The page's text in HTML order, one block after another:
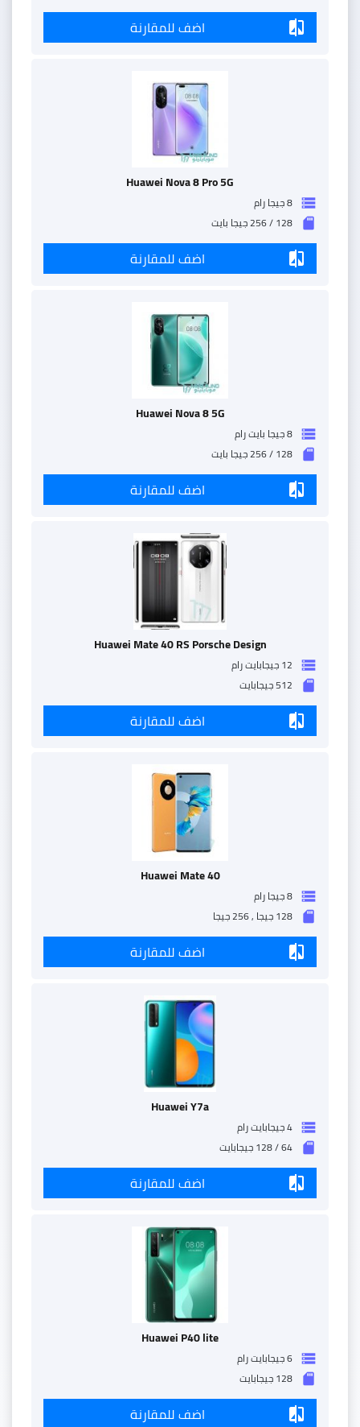
compare اضف للمقارنة
Huawei Nova 8 Pro 5G
storage 8 جيجا رام
sd_storage 128 / 256 جيجا بايت
compare اضف للمقارنة
Huawei Nova 8 5G
storage 8 جيجا بايت رام
sd_storage 128 / 256 جيجا بايت
compare اضف للمقارنة
Huawei Mate 40 RS Porsche Design
storage 12 جيجابايت رام
sd_storage 512 جيجابايت
compare اضف للمقارنة
Huawei Mate 40
storage 8 جيجا رام
sd_storage 128 جيجا , 256 جيجا
compare اضف للمقارنة
Huawei Y7a
storage 4 جيجابايت رام
sd_storage 64 / 128 جيجابايت
compare اضف للمقارنة
Huawei P40 lite
storage 6 جيجابايت رام
sd_storage 128 جيجابايت
compare اضف للمقارنة